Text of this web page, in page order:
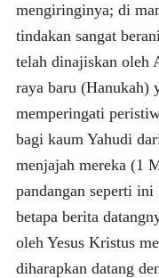
mengiringinya; di
tindakan sangat
telah dinajiskan oleh
raya baru (Hanukah)
memperingati
bagi kaum Yahudi
menjajah mereka (1
pandangan seperti
betapa berita
oleh Yesus Kristus
diharapkan datang